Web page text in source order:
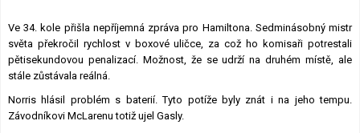
Ve 34. kole přišla nepříjemná zpráva pro Hamiltona. Sedminásobný mistr
světa překročil rychlost v boxové uličce, za což ho komisaři potrestali
pětisekundovou penalizací. Možnost, že se udrží na druhém místě, ale
stále zůstávala reálná.
Norris hlásil problém s baterií. Tyto potíže byly znát i na jeho tempu.
Závodníkovi McLarenu totiž ujel Gasly.